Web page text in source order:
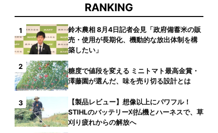
RANKING
1
鈴木農相 8月4日記者会見「政府備蓄米の販
売・使用が長期化、機動的な放出体制を構
築したい」
2
糖度で値段を変える ミニトマト最高金賞・
澤藤園が選んだ、味を売り切る設計とは
3
【製品レビュー】想像以上にパワフル！
STIHLのバッテリー刈払機とハーネスで、草
刈り疲れからの解放へ